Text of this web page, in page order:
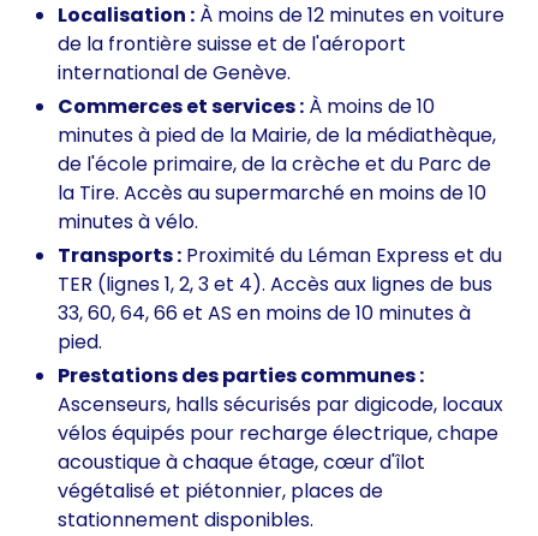
Localisation : À moins de 12 minutes en voiture
de la frontière suisse et de l'aéroport
international de Genève.
Commerces et services : À moins de 10
minutes à pied de la Mairie, de la médiathèque,
de l'école primaire, de la crèche et du Parc de
la Tire. Accès au supermarché en moins de 10
minutes à vélo.
Transports : Proximité du Léman Express et du
TER (lignes 1, 2, 3 et 4). Accès aux lignes de bus
33, 60, 64, 66 et AS en moins de 10 minutes à
pied.
Prestations des parties communes :
Ascenseurs, halls sécurisés par digicode, locaux
vélos équipés pour recharge électrique, chape
acoustique à chaque étage, cœur d'îlot
végétalisé et piétonnier, places de
stationnement disponibles.